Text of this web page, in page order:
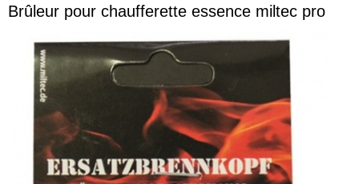
Brûleur pour chaufferette essence miltec pro